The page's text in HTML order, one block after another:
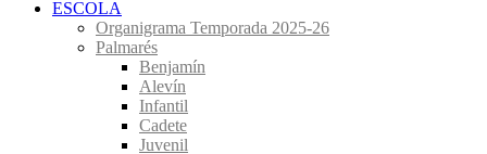
ESCOLA
Organigrama Temporada 2025-26
Palmarés
Benjamín
Alevín
Infantil
Cadete
Juvenil